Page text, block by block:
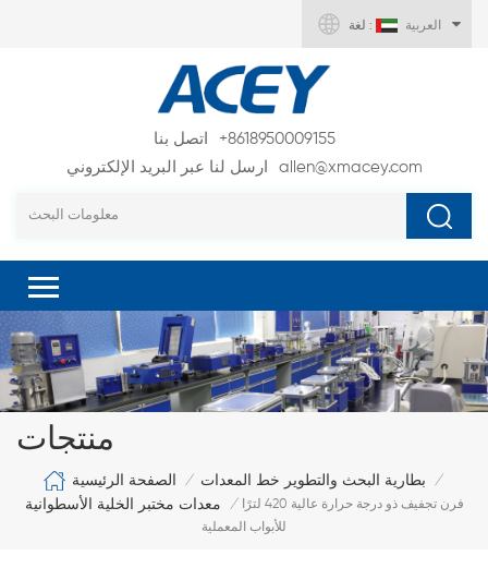
لغة : العربية
اتصل بنا
+8618950009155
ارسل لنا عبر البريد الإلكتروني
allen@xmacey.com
منتجات
الصفحة الرئيسية / بطارية البحث والتطوير خط المعدات /
معدات مختبر الخلية الأسطوانية / فرن تجفيف ذو درجة حرارة عالية 420 لترًا
للأبواب المعملية